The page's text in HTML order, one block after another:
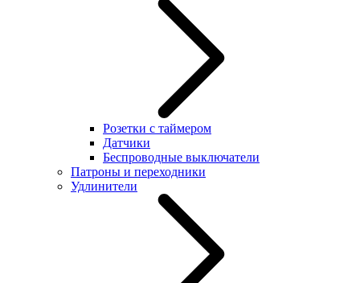
Розетки с таймером
Датчики
Беспроводные выключатели
Патроны и переходники
Удлинители